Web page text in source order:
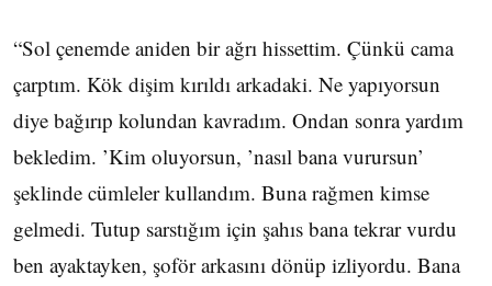
“Sol çenemde aniden bir ağrı hissettim. Çünkü cama
çarptım. Kök dişim kırıldı arkadaki. Ne yapıyorsun
diye bağırıp kolundan kavradım. Ondan sonra yardım
bekledim. ’Kim oluyorsun, ’nasıl bana vurursun’
şeklinde cümleler kullandım. Buna rağmen kimse
gelmedi. Tutup sarstığım için şahıs bana tekrar vurdu
ben ayaktayken, şoför arkasını dönüp izliyordu. Bana